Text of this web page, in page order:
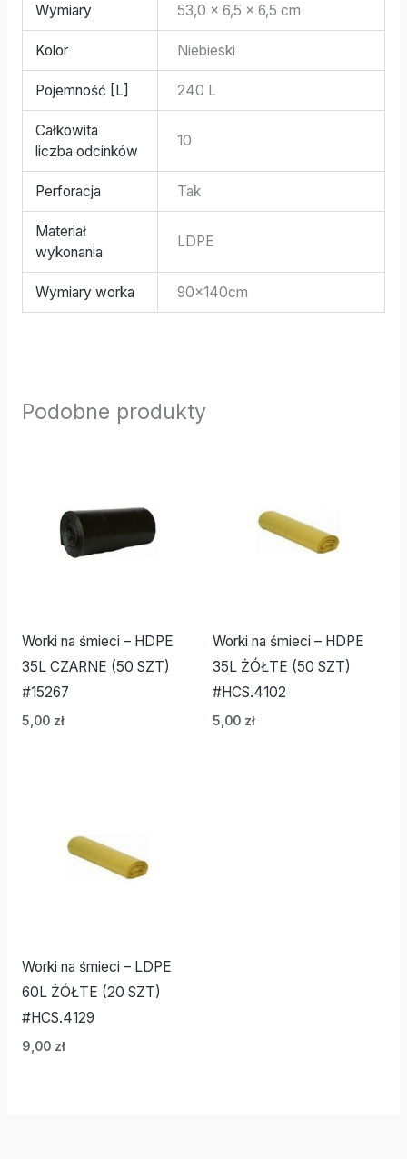
Wymiary 53,0 × 6,5 × 6,5 cm
Kolor Niebieski
Pojemność [L] 240 L
Całkowita
liczba odcinków
10
Perforacja Tak
Materiał
wykonania
LDPE
Wymiary worka 90x140cm
Podobne produkty
Worki na śmieci – HDPE
35L CZARNE (50 SZT)
#15267
5,00 zł
Worki na śmieci – HDPE
35L ŻÓŁTE (50 SZT)
#HCS.4102
5,00 zł
Worki na śmieci – LDPE
60L ŻÓŁTE (20 SZT)
#HCS.4129
9,00 zł